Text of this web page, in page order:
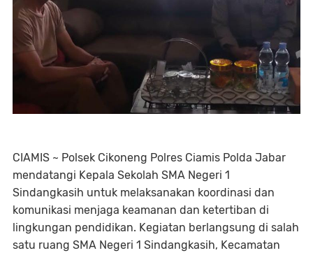
CIAMIS ~ Polsek Cikoneng Polres Ciamis Polda Jabar
mendatangi Kepala Sekolah SMA Negeri 1
Sindangkasih untuk melaksanakan koordinasi dan
komunikasi menjaga keamanan dan ketertiban di
lingkungan pendidikan. Kegiatan berlangsung di salah
satu ruang SMA Negeri 1 Sindangkasih, Kecamatan